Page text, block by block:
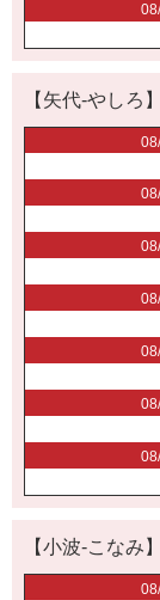
【矢代-やしろ】
【小波-こなみ】